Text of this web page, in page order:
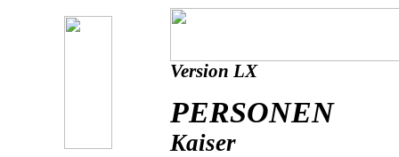
Version LX
PERSONEN
Kaiser